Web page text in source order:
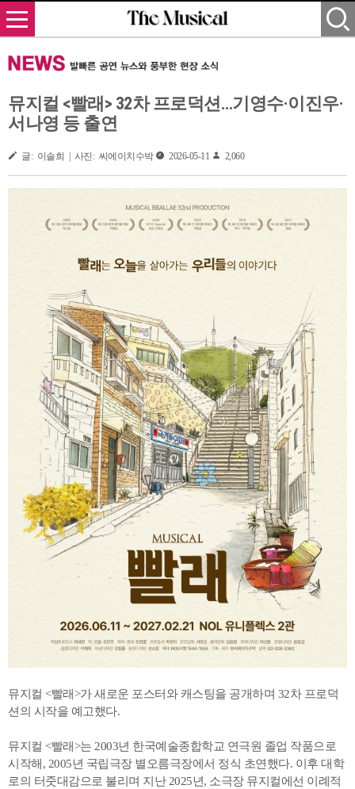
뮤지컬 <빨래> 32차 프로덕션…기영수·이진우·
서나영 등 출연
글: 이솔희 | 사진: 씨에이치수박 2026-05-11 2,060
뮤지컬 <빨래>가 새로운 포스터와 캐스팅을 공개하며 32차 프로덕
션의 시작을 예고했다.
뮤지컬 <빨래>는 2003년 한국예술종합학교 연극원 졸업 작품으로
시작해, 2005년 국립극장 별오름극장에서 정식 초연했다. 이후 대학
로의 터줏대감으로 불리며 지난 2025년, 소극장 뮤지컬에선 이례적